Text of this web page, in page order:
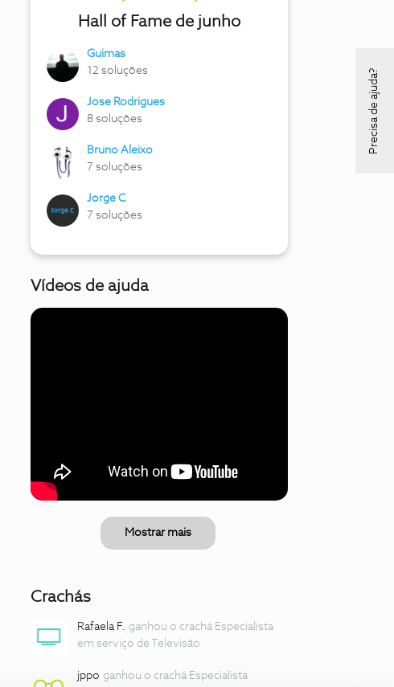
Hall of Fame de junho
Guimas
12 soluções
Jose Rodrigues
8 soluções
Bruno Aleixo
7 soluções
Jorge C
7 soluções
Vídeos de ajuda
Mostrar mais
Crachás
Rafaela F. ganhou o crachá Especialista
em serviço de Televisão
jppo ganhou o crachá Especialista
Precisa de ajuda?